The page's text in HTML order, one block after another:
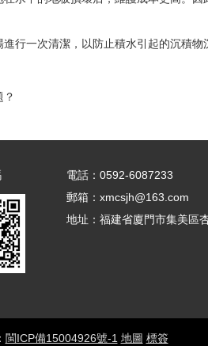
行一次清潔，以防止積水引起的沉積物
電話：0592-6087233
郵箱：xmcsjh@163.com
地址：福建省廈門市集美區
閩ICP備15004926號-1 地圖 標簽